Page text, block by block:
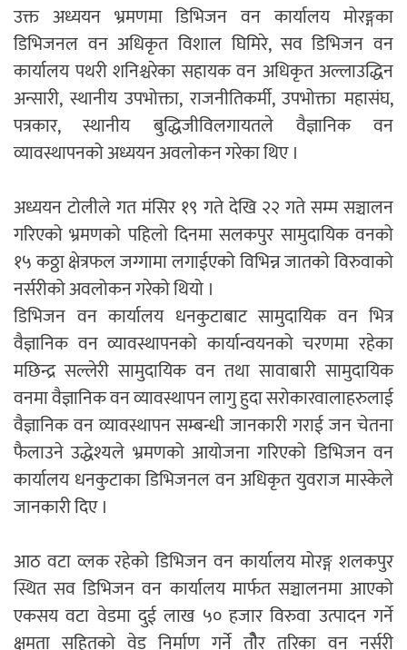
उक्त अध्ययन भ्रमणमा डिभिजन वन कार्यालय मोरङ्गका
डिभिजनल वन अधिकृत विशाल घिमिरे, सव डिभिजन वन
कार्यालय पथरी शनिश्चरेका सहायक वन अधिकृत अल्लाउद्धिन
अन्सारी, स्थानीय उपभोक्ता, राजनीतिकर्मी, उपभोक्ता महासंघ,
पत्रकार, स्थानीय बुद्धिजीविलगायतले वैज्ञानिक वन
व्यावस्थापनको अध्ययन अवलोकन गरेका थिए ।
अध्ययन टोलीले गत मंसिर १९ गते देखि २२ गते सम्म सञ्चालन
गरिएको भ्रमणको पहिलो दिनमा सलकपुर सामुदायिक वनको
१५ कठ्ठा क्षेत्रफल जग्गामा लगाईएको विभिन्न जातको विरुवाको
नर्सरीको अवलोकन गरेको थियो ।
डिभिजन वन कार्यालय धनकुटाबाट सामुदायिक वन भित्र
वैज्ञानिक वन व्यावस्थापनको कार्यान्वयनको चरणमा रहेका
मछिन्द्र सल्लेरी सामुदायिक वन तथा सावाबारी सामुदायिक
वनमा वैज्ञानिक वन व्यावस्थापन लागु हुदा सरोकारवालाहरुलाई
वैज्ञानिक वन व्यावस्थापन सम्बन्धी जानकारी गराई जन चेतना
फैलाउने उद्धेश्यले भ्रमणको आयोजना गरिएको डिभिजन वन
कार्यालय धनकुटाका डिभिजनल वन अधिकृत युवराज मास्केले
जानकारी दिए ।
आठ वटा व्लक रहेको डिभिजन वन कार्यालय मोरङ्ग शलकपुर
स्थित सव डिभिजन वन कार्यालय मार्फत सञ्चालनमा आएको
एकसय वटा वेडमा दुई लाख ५० हजार विरुवा उत्पादन गर्ने
क्षमता सहितको वेड निर्माण गर्ने तोैर तरिका वन नर्सरी